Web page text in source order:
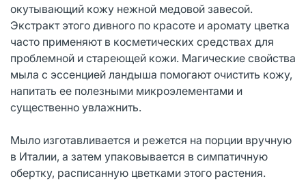
окутывающий кожу нежной медовой завесой.
Экстракт этого дивного по красоте и аромату цветка
часто применяют в косметических средствах для
проблемной и стареющей кожи. Магические свойства
мыла с эссенцией ландыша помогают очистить кожу,
напитать ее полезными микроэлементами и
существенно увлажнить.
Мыло изготавливается и режется на порции вручную
в Италии, а затем упаковывается в симпатичную
обертку, расписанную цветками этого растения.